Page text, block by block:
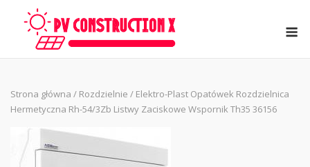
Strona główna / Rozdzielnie / Elektro-Plast Opatówek Rozdzielnica
Hermetyczna Rh-54/3Zb Listwy Zaciskowe Wspornik Th35 36156